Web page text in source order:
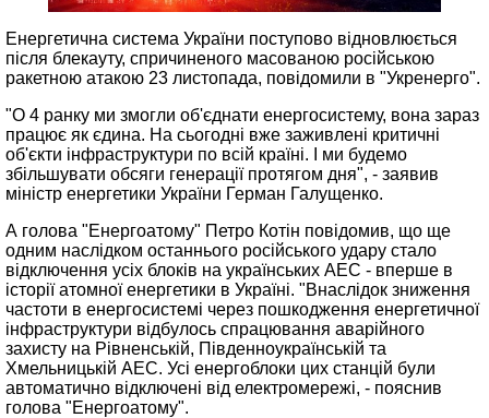
Енергетична система України поступово відновлюється
після блекауту, спричиненого масованою російською
ракетною атакою 23 листопада, повідомили в "Укренерго".
"О 4 ранку ми змогли об'єднати енергосистему, вона зараз
працює як єдина. На сьогодні вже заживлені критичні
об'єкти інфраструктури по всій країні. І ми будемо
збільшувати обсяги генерації протягом дня", - заявив
міністр енергетики України Герман Галущенко.
А голова "Енергоатому" Петро Котін повідомив, що ще
одним наслідком останнього російського удару стало
відключення усіх блоків на українських АЕС - вперше в
історії атомної енергетики в Україні. "Внаслідок зниження
частоти в енергосистемі через пошкодження енергетичної
інфраструктури відбулось спрацювання аварійного
захисту на Рівненській, Південноукраїнській та
Хмельницькій АЕС. Усі енергоблоки цих станцій були
автоматично відключені від електромережі, - пояснив
голова "Енергоатому".